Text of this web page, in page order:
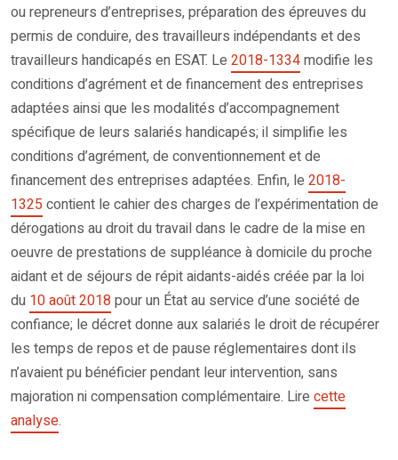
ou repreneurs d’entreprises, préparation des épreuves du
permis de conduire, des travailleurs indépendants et des
travailleurs handicapés en ESAT. Le 2018-1334modifie les
conditions d’agrément et de financement des entreprises
adaptées ainsi que les modalités d’accompagnement
spécifique de leurs salariés handicapés; il simplifie les
conditions d’agrément, de conventionnement et de
financement des entreprises adaptées. Enfin, le 2018-
1325 contient le cahier des charges de l’expérimentation de
dérogations au droit du travail dans le cadre de la mise en
oeuvre de prestations de suppléance à domicile du proche
aidant et de séjours de répit aidants-aidés créée par la loi
du 10 août 2018pour un État au service d’une société de
confiance; le décret donne aux salariés le droit de récupérer
les temps de repos et de pause réglementaires dont ils
n’avaient pu bénéficier pendant leur intervention, sans
majoration ni compensation complémentaire. Lire cette
analyse.